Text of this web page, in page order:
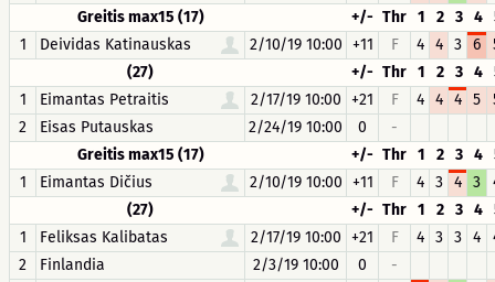
Greitis max15 (17)
+/- Thr 1 2 3 4
1
Deividas Katinauskas 2/10/19 10:00 +11 F 4 4 3 6
(27)
+/- Thr 1 2 3 4
1
Eimantas Petraitis 2/17/19 10:00 +21 F 4 4 4 5
2
Eisas Putauskas 2/24/19 10:00 0
-
Greitis max15 (17)
+/- Thr 1 2 3 4
1
Eimantas Dičius 2/10/19 10:00 +11 F 4 3 4 3
(27)
+/- Thr 1 2 3 4
1
Feliksas Kalibatas 2/17/19 10:00 +21 F 4 3 3 4
2
Finlandia 2/3/19 10:00 0
-